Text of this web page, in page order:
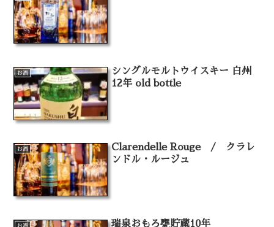
お酒
シングルモルトウイスキー 白州
12年 old bottle
お酒
Clarendelle Rouge / クラレ
ンドル・ルージュ
お酒 瑞泉おもろ甕貯蔵10年